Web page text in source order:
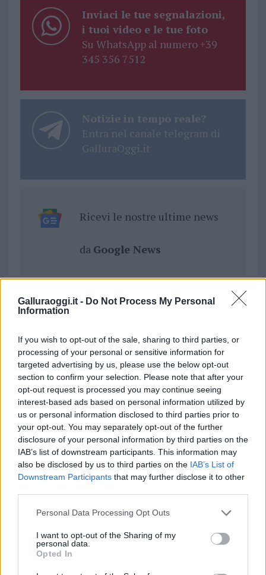
Galluraoggi.it - Do Not Process My Personal
Information
If you wish to opt-out of the sale, sharing to third parties, or
processing of your personal or sensitive information for
targeted advertising by us, please use the below opt-out
section to confirm your selection. Please note that after your
opt-out request is processed you may continue seeing
interest-based ads based on personal information utilized by
us or personal information disclosed to third parties prior to
your opt-out. You may separately opt-out of the further
disclosure of your personal information by third parties on the
IAB’s list of downstream participants. This information may
also be disclosed by us to third parties on the IAB’s List of
Downstream Participants that may further disclose it to other
Please note that this website/app uses one or more Google
not limited to your visit or usage behaviour. You may click to
grant or deny consent to Google and its third-party tags to
use your data for below specified purposes in below Google
consent section.
Personal Data Processing Opt Outs
I want to opt-out of the Sharing of my
personal data.
Opted In
Inviaci le tue segnalazioni,
i tuoi video e le tue foto
Su WhatsApp al numero +39
345 356 7512
Notizie in tempo reale?
Entra nel canale telegram di
GalluraOggi.it
Ricevi le nostre ultime news
da Google News
Condividi l'articolo
F
a
ce
b
o
o
k
T
w
it
te
r
n
te
re
st
h
at
s
A
p
p
h
a
re
Articolo precedente
Prossimo articolo
NOTIZIE RECENTI
Salmo finisce in ospedale a Catania, ma il tour
va avanti: “Sicilia, ci sono”
Jovanotti, Gabry Ponte e Alfa: Olbia ombelico del